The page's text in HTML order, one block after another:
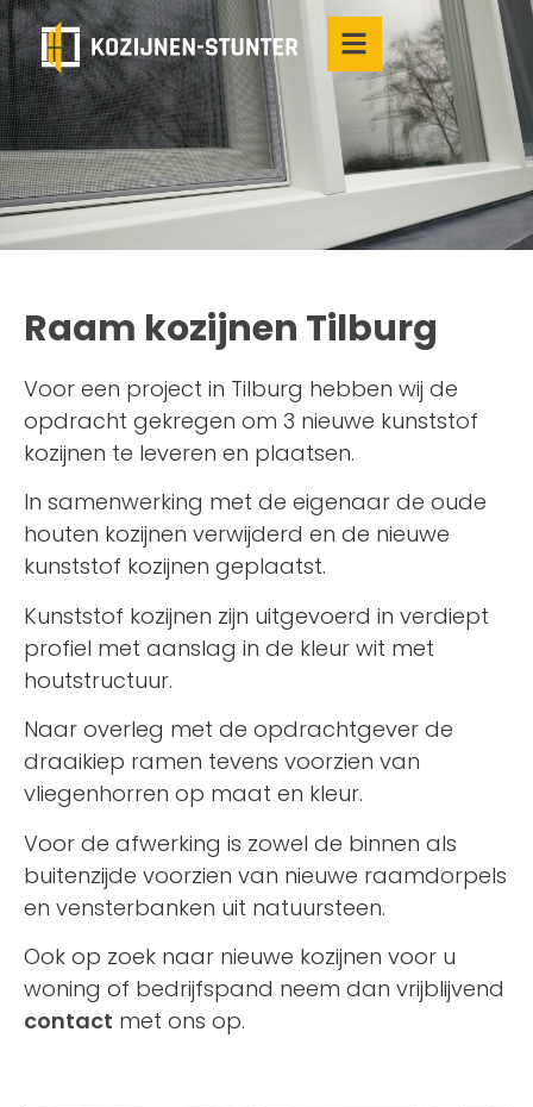
Raam kozijnen Tilburg
Voor een project in Tilburg hebben wij de
opdracht gekregen om 3 nieuwe kunststof
kozijnen te leveren en plaatsen.
In samenwerking met de eigenaar de oude
houten kozijnen verwijderd en de nieuwe
kunststof kozijnen geplaatst.
Kunststof kozijnen zijn uitgevoerd in verdiept
profiel met aanslag in de kleur wit met
houtstructuur.
Naar overleg met de opdrachtgever de
draaikiep ramen tevens voorzien van
vliegenhorren op maat en kleur.
Voor de afwerking is zowel de binnen als
buitenzijde voorzien van nieuwe raamdorpels
en vensterbanken uit natuursteen.
Ook op zoek naar nieuwe kozijnen voor u
woning of bedrijfspand neem dan vrijblijvend
contact met ons op.